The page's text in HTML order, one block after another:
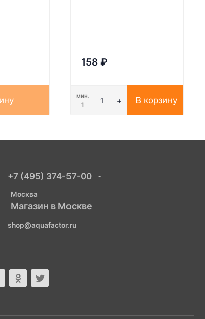
158 ₽
мин.
1
В корзину
+7 (495) 374-57-00
Москва
Магазин в Москве
shop@aquafactor.ru